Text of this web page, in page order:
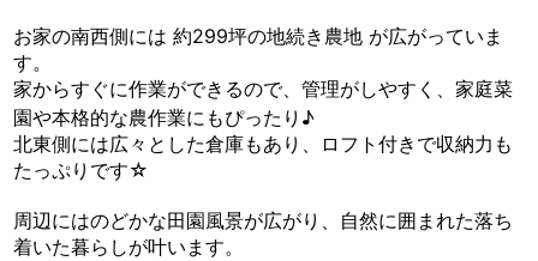
お家の南西側には 約299坪の地続き農地 が広がっていま
す。
家からすぐに作業ができるので、管理がしやすく、家庭菜
園や本格的な農作業にもぴったり♪
北東側には広々とした倉庫もあり、ロフト付きで収納力も
たっぷりです☆
周辺にはのどかな田園風景が広がり、自然に囲まれた落ち
着いた暮らしが叶います。